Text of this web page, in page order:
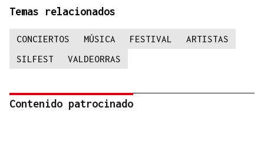
Temas relacionados
CONCIERTOS MÚSICA FESTIVAL
ARTISTAS
SILFEST
VALDEORRAS
Contenido patrocinado